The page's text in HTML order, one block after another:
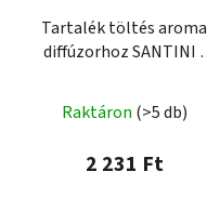
Tartalék töltés aroma
diffúzorhoz SANTINI -
termék
átlagos
Raktáron (>5 db)
2 231 Ft